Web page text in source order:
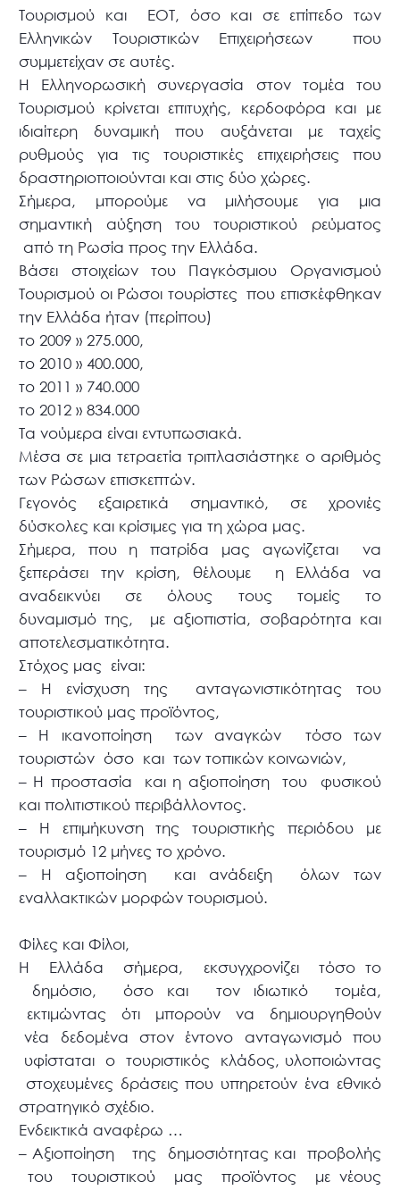
Τουρισμού και ΕΟΤ, όσο και σε επίπεδο των
Ελληνικών Τουριστικών Επιχειρήσεων που
συμμετείχαν σε αυτές.
Η Ελληνορωσική συνεργασία στον τομέα του
Τουρισμού κρίνεται επιτυχής, κερδοφόρα και με
ιδιαίτερη δυναμική που αυξάνεται με ταχείς
ρυθμούς για τις τουριστικές επιχειρήσεις που
δραστηριοποιούνται και στις δύο χώρες.
Σήμερα, μπορούμε να μιλήσουμε για μια
σημαντική αύξηση του τουριστικού ρεύματος
από τη Ρωσία προς την Ελλάδα.
Βάσει στοιχείων του Παγκόσμιου Οργανισμού
Τουρισμού οι Ρώσοι τουρίστες που επισκέφθηκαν
την Ελλάδα ήταν (περίπου)
το 2009 » 275.000,
το 2010 » 400.000,
το 2011 » 740.000
το 2012 » 834.000
Τα νούμερα είναι εντυπωσιακά.
Μέσα σε μια τετραετία τριπλασιάστηκε ο αριθμός
των Ρώσων επισκεπτών.
Γεγονός εξαιρετικά σημαντικό, σε χρονιές
δύσκολες και κρίσιμες για τη χώρα μας.
Σήμερα, που η πατρίδα μας αγωνίζεται να
ξεπεράσει την κρίση, θέλουμε η Ελλάδα να
αναδεικνύει σε όλους τους τομείς το
δυναμισμό της, με αξιοπιστία, σοβαρότητα και
αποτελεσματικότητα.
Στόχος μας είναι:
– Η ενίσχυση της ανταγωνιστικότητας του
τουριστικού μας προϊόντος,
– Η ικανοποίηση των αναγκών τόσο των
τουριστών όσο και των τοπικών κοινωνιών,
– Η προστασία και η αξιοποίηση του φυσικού
και πολιτιστικού περιβάλλοντος.
– Η επιμήκυνση της τουριστικής περιόδου με
τουρισμό 12 μήνες το χρόνο.
– Η αξιοποίηση και ανάδειξη όλων των
εναλλακτικών μορφών τουρισμού.
Φίλες και Φίλοι,
Η Ελλάδα σήμερα, εκσυγχρονίζει τόσο το
δημόσιο, όσο και τον ιδιωτικό τομέα,
εκτιμώντας ότι μπορούν να δημιουργηθούν
νέα δεδομένα στον έντονο ανταγωνισμό που
υφίσταται ο τουριστικός κλάδος, υλοποιώντας
στοχευμένες δράσεις που υπηρετούν ένα εθνικό
στρατηγικό σχέδιο.
Ενδεικτικά αναφέρω …
– Αξιοποίηση της δημοσιότητας και προβολής
του τουριστικού μας προϊόντος με νέους